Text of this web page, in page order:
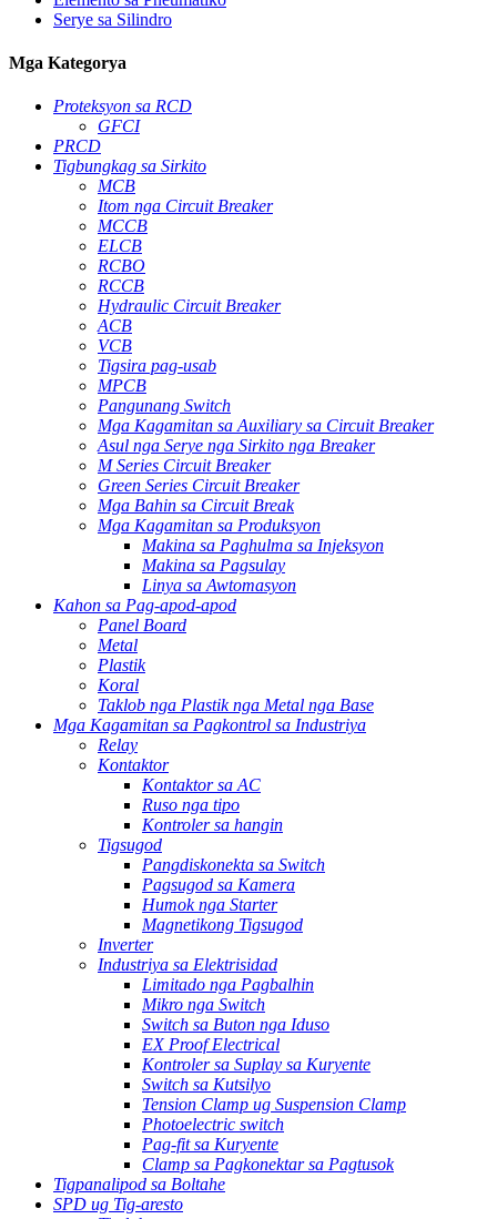
Serye sa Silindro
Mga Kategorya
Proteksyon sa RCD
GFCI
PRCD
Tigbungkag sa Sirkito
MCB
Itom nga Circuit Breaker
MCCB
ELCB
RCBO
RCCB
Hydraulic Circuit Breaker
ACB
VCB
Tigsira pag-usab
MPCB
Pangunang Switch
Mga Kagamitan sa Auxiliary sa Circuit Breaker
Asul nga Serye nga Sirkito nga Breaker
M Series Circuit Breaker
Green Series Circuit Breaker
Mga Bahin sa Circuit Break
Mga Kagamitan sa Produksyon
Makina sa Paghulma sa Injeksyon
Makina sa Pagsulay
Linya sa Awtomasyon
Kahon sa Pag-apod-apod
Panel Board
Metal
Plastik
Koral
Taklob nga Plastik nga Metal nga Base
Mga Kagamitan sa Pagkontrol sa Industriya
Relay
Kontaktor
Kontaktor sa AC
Ruso nga tipo
Kontroler sa hangin
Tigsugod
Pangdiskonekta sa Switch
Pagsugod sa Kamera
Humok nga Starter
Magnetikong Tigsugod
Inverter
Industriya sa Elektrisidad
Limitado nga Pagbalhin
Mikro nga Switch
Switch sa Buton nga Iduso
EX Proof Electrical
Kontroler sa Suplay sa Kuryente
Switch sa Kutsilyo
Tension Clamp ug Suspension Clamp
Photoelectric switch
Pag-fit sa Kuryente
Clamp sa Pagkonektar sa Pagtusok
Tigpanalipod sa Boltahe
SPD ug Tig-aresto